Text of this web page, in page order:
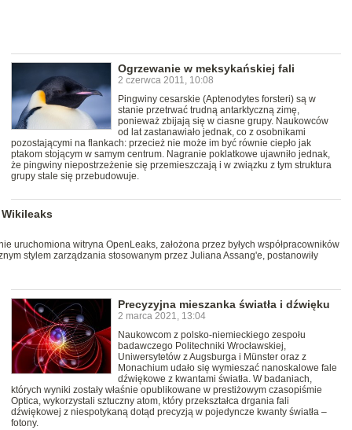
Ogrzewanie w meksykańskiej fali
2 czerwca 2011, 10:08
Pingwiny cesarskie (Aptenodytes forsteri) są w
stanie przetrwać trudną antarktyczną zimę,
ponieważ zbijają się w ciasne grupy. Naukowców
od lat zastanawiało jednak, co z osobnikami
pozostającymi na flankach: przecież nie może im być równie ciepło jak
ptakom stojącym w samym centrum. Nagranie poklatkowe ujawniło jednak,
że pingwiny niepostrzeżenie się przemieszczają i w związku z tym struktura
grupy stale się przebudowuje.
uruchomiona witryna OpenLeaks, założona przez byłych współpracowników
stylem zarządzania stosowanym przez Juliana Assang'e, postanowiły
Precyzyjna mieszanka światła i dźwięku
2 marca 2021, 13:04
Naukowcom z polsko-niemieckiego zespołu
badawczego Politechniki Wrocławskiej,
Uniwersytetów z Augsburga i Münster oraz z
Monachium udało się wymieszać nanoskalowe fale
dźwiękowe z kwantami światła. W badaniach,
których wyniki zostały właśnie opublikowane w prestiżowym czasopiśmie
Optica, wykorzystali sztuczny atom, który przekształca drgania fali
dźwiękowej z niespotykaną dotąd precyzją w pojedyncze kwanty światła –
fotony.